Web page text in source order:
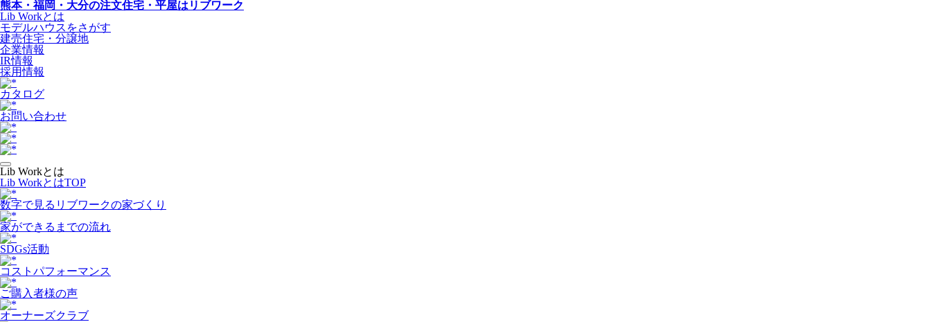
熊本・福岡・大分の注文住宅・平屋はリブワーク
Lib Workとは
モデルハウスをさがす
建売住宅・分譲地
企業情報
IR情報
採用情報
カタログ
お問い合わせ
Lib Workとは
Lib WorkとはTOP
数字で⾒るリブワークの家づくり
家ができるまでの流れ
SDGs活動
コストパフォーマンス
ご購入者様の声
オーナーズクラブ